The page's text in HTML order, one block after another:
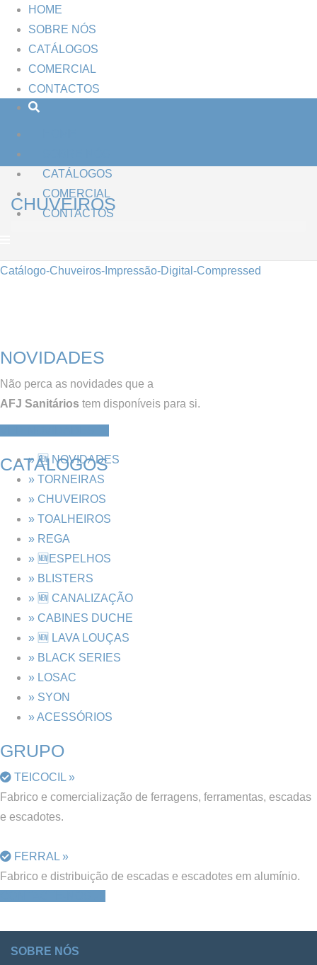
HOME
SOBRE NÓS
CATÁLOGOS
COMERCIAL
CONTACTOS
CATÁLOGOS
COMERCIAL
CONTACTOS
CHUVEIROS
Catálogo-Chuveiros-Impressão-Digital-Compressed
NOVIDADES
Não perca as novidades que a
AFJ Sanitários tem disponíveis para si.
CATÁLOGOS
» 🆕 NOVIDADES
» TORNEIRAS
» CHUVEIROS
» TOALHEIROS
» REGA
» 🆕ESPELHOS
» BLISTERS
» 🆕 CANALIZAÇÃO
» CABINES DUCHE
» 🆕 LAVA LOUÇAS
» BLACK SERIES
» LOSAC
» SYON
» ACESSÓRIOS
GRUPO
TEICOCIL »
Fabrico e comercialização de ferragens, ferramentas, escadas
e escadotes.
FERRAL »
Fabrico e distribuição de escadas e escadotes em alumínio.
SOBRE NÓS